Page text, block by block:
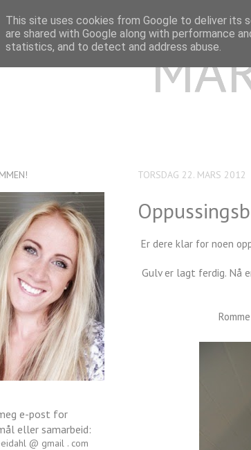
TORSDAG 22. MARS 2012
Er dere klar for noen
Gulv er lagt ferdig. Nå
e-post for
eller samarbeid:
@ gmail . com
This site uses cookies from Google to deliver its
are shared with Google along with performance
statistics, and to detect and address abuse.